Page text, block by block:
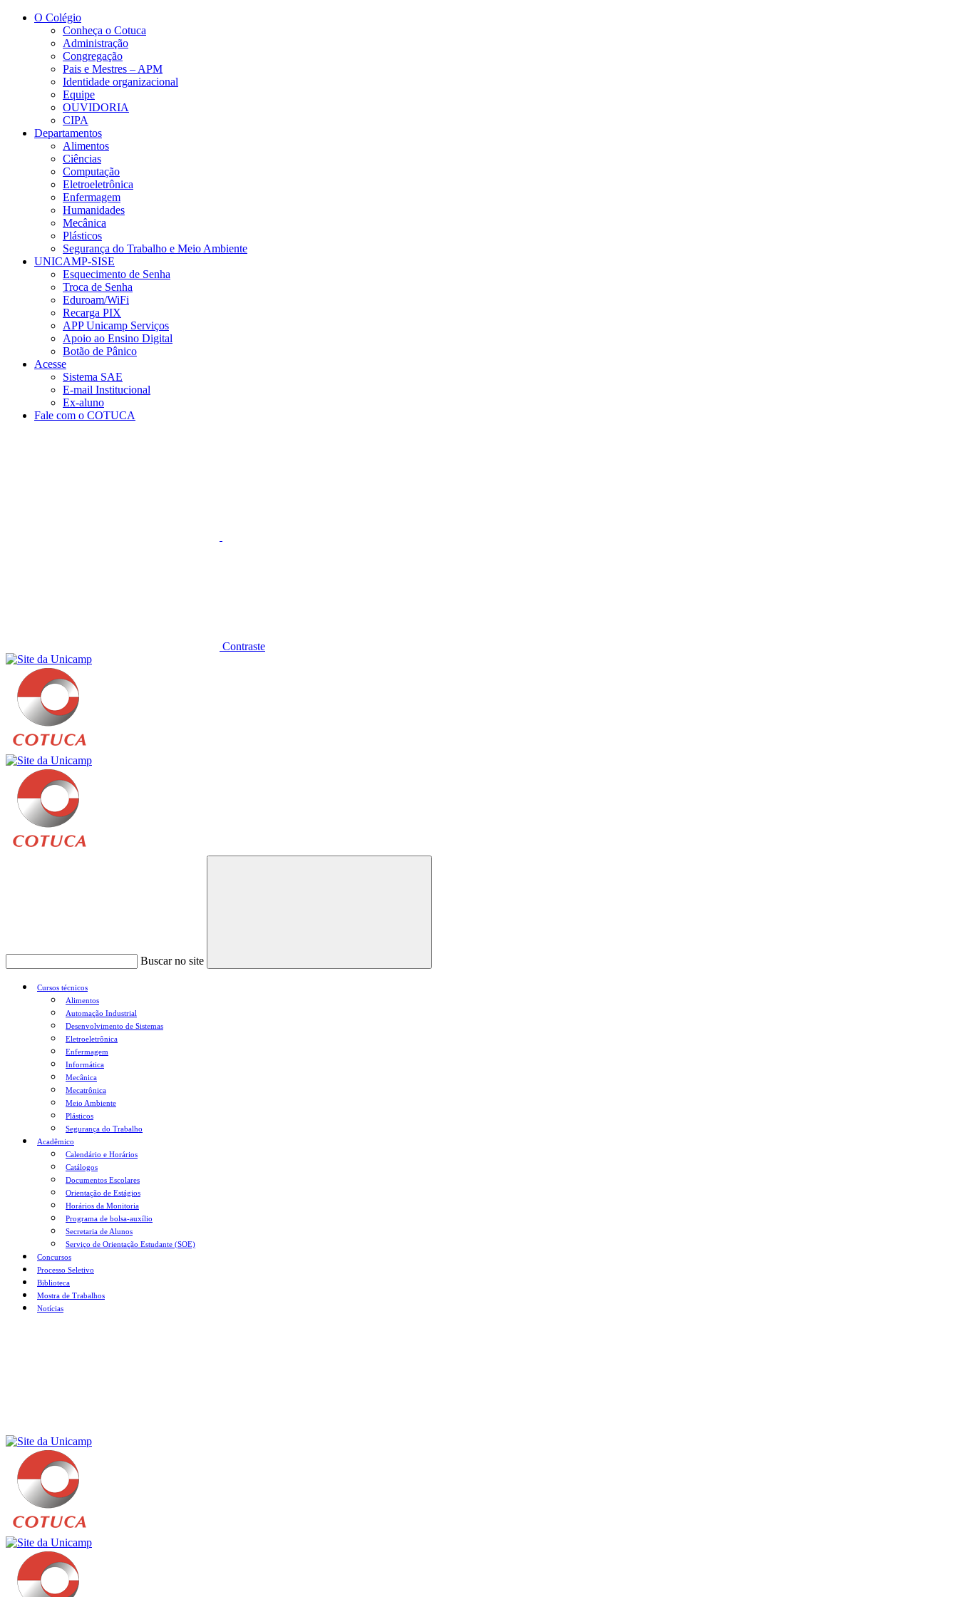
Conteúdo principal
O Colégio
Conheça o Cotuca
Administração
Congregação
Pais e Mestres – APM
Identidade organizacional
Equipe
OUVIDORIA
CIPA
Departamentos
Alimentos
Ciências
Computação
Eletroeletrônica
Enfermagem
Humanidades
Mecânica
Plásticos
Segurança do Trabalho e Meio Ambiente
UNICAMP-SISE
Esquecimento de Senha
Troca de Senha
Eduroam/WiFi
Recarga PIX
APP Unicamp Serviços
Apoio ao Ensino Digital
Botão de Pânico
Acesse
Sistema SAE
E-mail Institucional
Ex-aluno
Fale com o COTUCA
Contraste
Buscar no site
Buscar
Cursos técnicos
Alimentos
Automação Industrial
Desenvolvimento de Sistemas
Eletroeletrônica
Enfermagem
Informática
Mecânica
Mecatrônica
Meio Ambiente
Plásticos
Segurança do Trabalho
Acadêmico
Calendário e Horários
Catálogos
Documentos Escolares
Orientação de Estágios
Horários da Monitoria
Programa de bolsa-auxílio
Secretaria de Alunos
Serviço de Orientação Estudante (SOE)
Concursos
Processo Seletivo
Biblioteca
Mostra de Trabalhos
Notícias